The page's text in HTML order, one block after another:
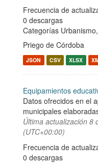
Frecuencia de
0 descargas
Categorías
Priego de Córdoba
JSON CSV XLSX
Equipamientos
Datos ofrecidos en el
municipales
Última actualización 8
(UTC+00:00)
Frecuencia de
0 descargas